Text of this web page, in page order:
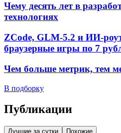
Чему десять лет в
технологиях
ZCode, GLM-5.2 и ИИ-
браузерные игры по 7
Чем больше метрик, тем
В подборку
Публикации
Лучшие за сутки Похожие